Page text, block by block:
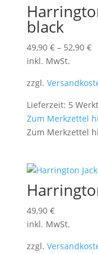
black
49,90 €– 52,90 €
inkl. MwSt.
zzgl.
Lieferzeit: 5
Zum Merkzettel
Zum Merkzettel
49,90 €
inkl. MwSt.
zzgl.